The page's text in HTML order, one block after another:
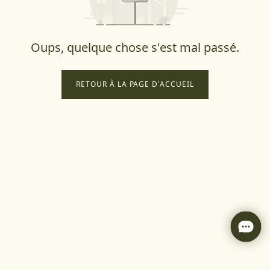
Oups, quelque chose s'est mal passé.
RETOUR À LA PAGE D'ACCUEIL